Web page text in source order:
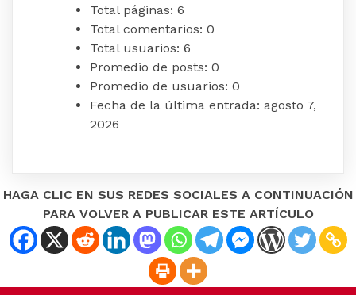
Total páginas: 6
Total comentarios: 0
Total usuarios: 6
Promedio de posts: 0
Promedio de usuarios: 0
Fecha de la última entrada: agosto 7,
2026
HAGA CLIC EN SUS REDES SOCIALES A CONTINUACIÓN
PARA VOLVER A PUBLICAR ESTE ARTÍCULO